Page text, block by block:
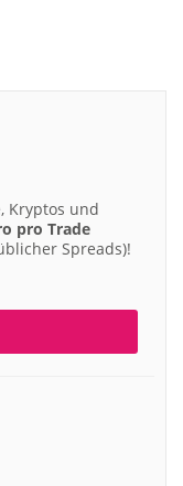
Kryptos und
pro Trade
Spreads)!